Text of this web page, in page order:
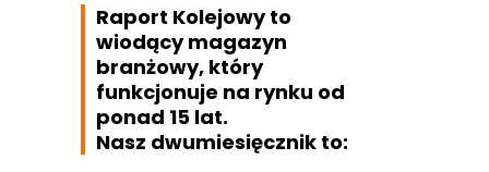
Raport Kolejowyto
wiodący magazyn
branżowy, który
funkcjonuje na rynku od
ponad 15 lat.
Nasz dwumiesięcznik to: